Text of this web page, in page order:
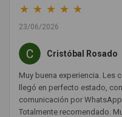
★ ★ ★ ★ ★
23/06/2026
Cristóbal Rosado
Muy buena experiencia. Les
llegó en perfecto estado,
comunicación por
Totalmente recomendado.